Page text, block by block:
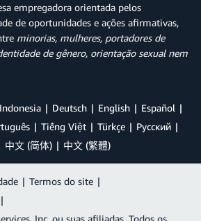
empregadora orientada pelos
de oportunidades e ações afirmativas,
minorias, mulheres, portadores de
de gênero, orientação sexual nem
Deutsch English
Español
Tiếng Việt Türkçe
Ρусский
中文 (简体) 中文 (繁體)
| Termos do site |
|
Inc. ou suas afiliadas. Todos os